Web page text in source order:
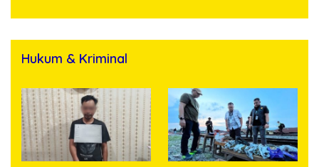
Hukum & Kriminal